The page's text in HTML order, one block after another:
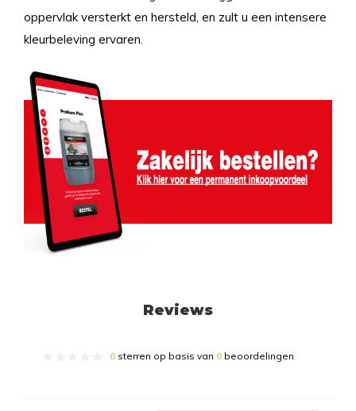
oppervlak versterkt en hersteld, en zult u een intensere
kleurbeleving ervaren.
Reviews
0 sterren op basis van 0 beoordelingen